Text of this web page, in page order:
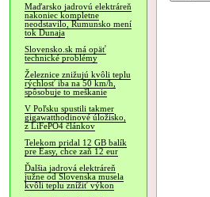
Maďarsko jadrovú elektráreň
nakoniec kompletne
neodstavilo, Rumunsko mení
tok Dunaja
Slovensko.sk má opäť
technické problémy
Železnice znižujú kvôli teplu
rýchlosť iba na 50 km/h,
spôsobuje to meškanie
V Poľsku spustili takmer
gigawatthodinové úložisko,
z LiFePO4 článkov
Telekom pridal 12 GB balík
pre Easy, chce zaň 12 eur
Ďalšia jadrová elektráreň
južne od Slovenska musela
kvôli teplu znížiť výkon